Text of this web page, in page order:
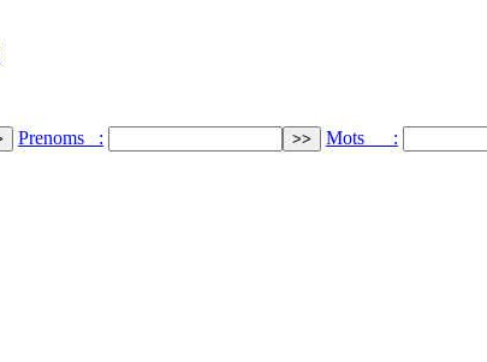
Prenoms : Mots :